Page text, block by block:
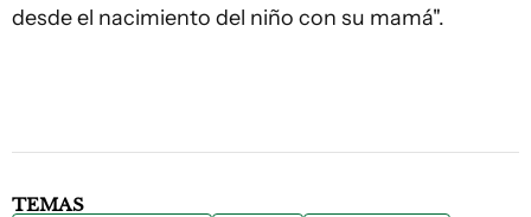
desde el nacimiento del niño con su mamá".
TEMAS